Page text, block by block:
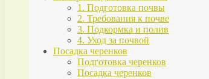
1. Подготовка почвы
2. Требования к почве
3. Подкормка и полив
4. Уход за почвой
Посадка черенков
Подготовка черенков
Посадка черенков